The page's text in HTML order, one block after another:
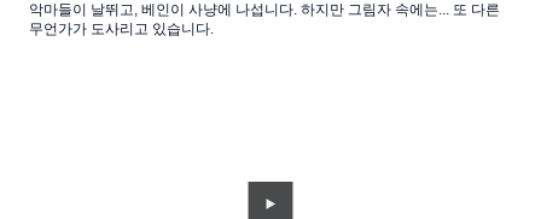
악마들이 날뛰고, 베인이 사냥에 나섭니다. 하지만 그림자 속에는... 또 다른
무언가가 도사리고 있습니다.